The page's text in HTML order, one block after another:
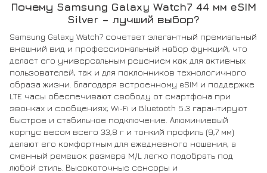
Почему Samsung Galaxy Watch7 44 мм eSIM
Silver – лучший выбор?
Samsung Galaxy Watch7 сочетает элегантный премиальный
внешний вид и профессиональный набор функций, что
делает его универсальным решением как для активных
пользователей, так и для поклонников технологичного
образа жизни. Благодаря встроенному eSIM и поддержке
LTE часы обеспечивают свободу от смартфона при
звонках и сообщениях; Wi‑Fi и Bluetooth 5.3 гарантируют
быстрое и стабильное подключение. Алюминиевый
корпус весом всего 33,8 г и тонкий профиль (9,7 мм)
делают его комфортным для ежедневного ношения, а
сменный ремешок размера M/L легко подобрать под
любой стиль. Высокоточные сенсоры и